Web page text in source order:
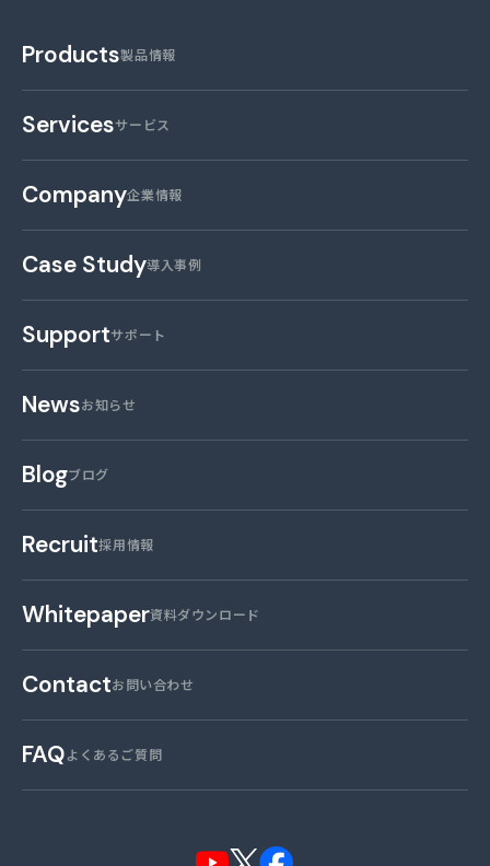
Products製品情報
Servicesサービス
Company企業情報
Case Study導入事例
Supportサポート
Newsお知らせ
Blogブログ
Recruit採用情報
Whitepaper資料ダウンロード
Contactお問い合わせ
FAQよくあるご質問